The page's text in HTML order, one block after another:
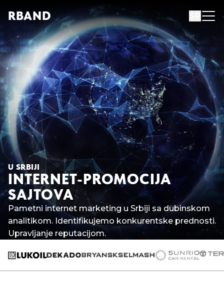
RBAND
INTERNET-PROMOCIJA
SAJTOVA
U SRBIJI
Pametni internet marketing u Srbiji sa dubinskom
analitikom. Identifikujemo konkurentske prednosti.
Upravljanje reputacijom.